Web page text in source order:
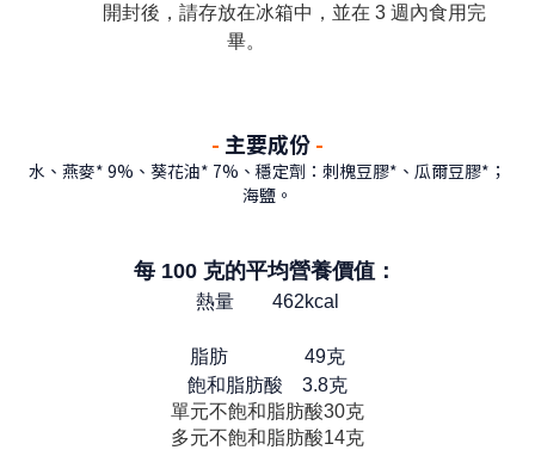
開封後，請存放在冰箱中，並在 3 週內食用完
畢。
- 主要成份-
水、燕麥* 9%、葵花油* 7%、穩定劑：刺槐豆膠*、瓜爾豆膠*；
海鹽。
每 100 克的平均營養價值：
熱量 462kcal
脂肪
49克
飽和脂肪酸
3.8克
單元不飽和脂肪酸30克
多元不飽和脂肪酸14克